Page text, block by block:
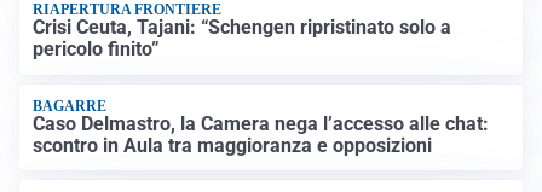
RIAPERTURA FRONTIERE
Crisi Ceuta, Tajani: “Schengen ripristinato solo a
pericolo finito”
BAGARRE
Caso Delmastro, la Camera nega l’accesso alle chat:
scontro in Aula tra maggioranza e opposizioni